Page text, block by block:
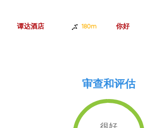
谭达酒店 180m 你好
审查和评估